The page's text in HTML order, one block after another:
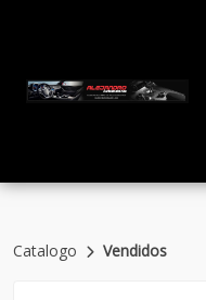
Catalogo Vendidos